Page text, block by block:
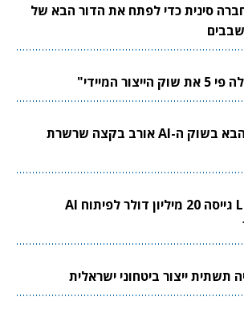
סינית כדי לפתח את הדור הבא של
המיידי"
צוואר הבקבוק הבא בשוק ה-AI אורב בקצה שרשרת
Limitless Labs גייסה 20 מיליון דולר לפיתוח AI